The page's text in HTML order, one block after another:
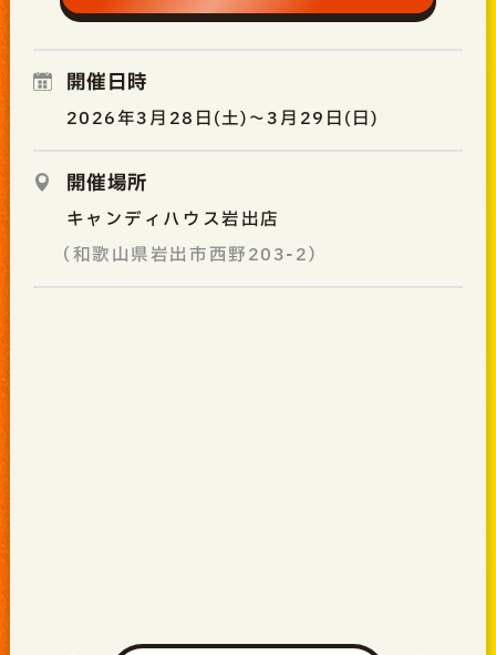
開催日時
2026年3月28日(土)～3月29日(日)
開催場所
キャンディハウス岩出店
（和歌山県岩出市西野203-2）